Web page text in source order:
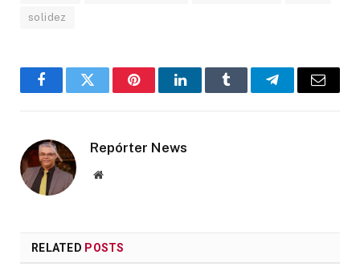
solidez
FacebookTwitter PinterestLinkedInTumblr TelegramEmail
Repórter News
Website
RELATED POSTS